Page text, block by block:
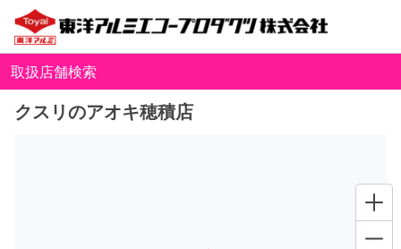
取扱店舗検索
クスリのアオキ穂積店